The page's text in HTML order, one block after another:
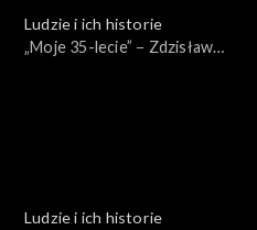
Ludzie i ich historie
„Moje 35-lecie” − Zdzisław
Ludzie i ich historie